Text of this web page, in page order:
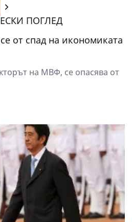
ПОГЛЕД
от спад на икономиката
на МВФ, се опасява от